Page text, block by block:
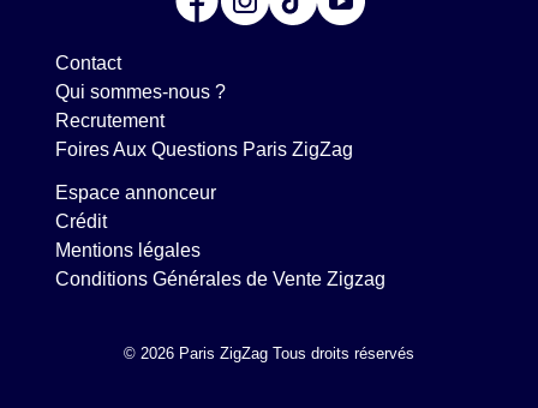
Contact
Qui sommes-nous ?
Recrutement
Foires Aux Questions Paris ZigZag
Espace annonceur
Crédit
Mentions légales
Conditions Générales de Vente Zigzag
© 2026 Paris ZigZag Tous droits réservés